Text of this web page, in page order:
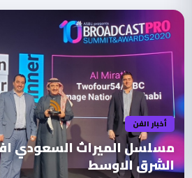
أخبار الفن
الشرق الاوسط